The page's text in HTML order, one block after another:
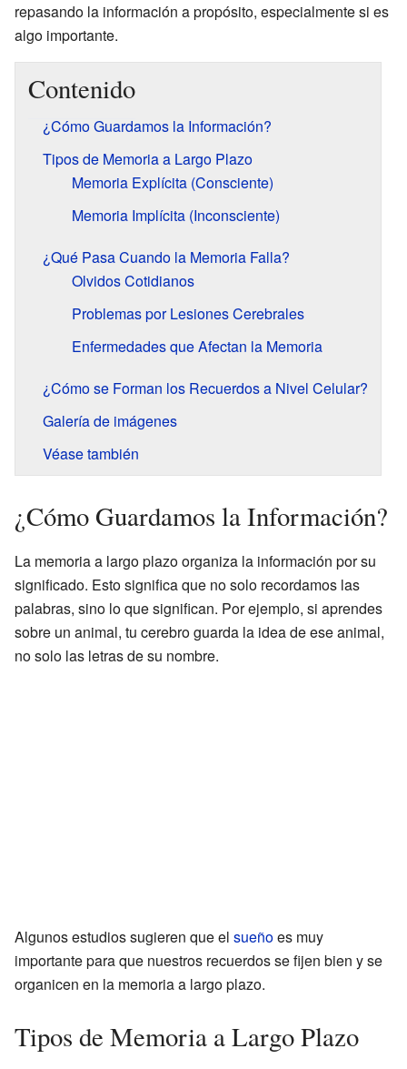
repasando la información a propósito, especialmente si es
algo importante.
Contenido
¿Cómo Guardamos la Información?
Tipos de Memoria a Largo Plazo
Memoria Explícita (Consciente)
Memoria Implícita (Inconsciente)
¿Qué Pasa Cuando la Memoria Falla?
Olvidos Cotidianos
Problemas por Lesiones Cerebrales
Enfermedades que Afectan la Memoria
¿Cómo se Forman los Recuerdos a Nivel Celular?
Galería de imágenes
Véase también
¿Cómo Guardamos la Información?
La memoria a largo plazo organiza la información por su
significado. Esto significa que no solo recordamos las
palabras, sino lo que significan. Por ejemplo, si aprendes
sobre un animal, tu cerebro guarda la idea de ese animal,
no solo las letras de su nombre.
Algunos estudios sugieren que el sueñoes muy
importante para que nuestros recuerdos se fijen bien y se
organicen en la memoria a largo plazo.
Tipos de Memoria a Largo Plazo